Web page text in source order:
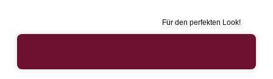
Für den perfekten Look!